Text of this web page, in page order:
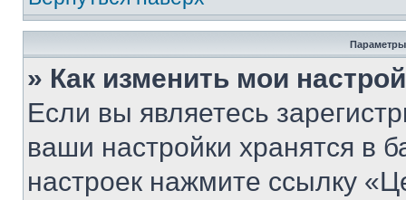
Параметры
» Как изменить мои
Если вы являетесь
ваши настройки хранятся в
настроек нажмите ссылку